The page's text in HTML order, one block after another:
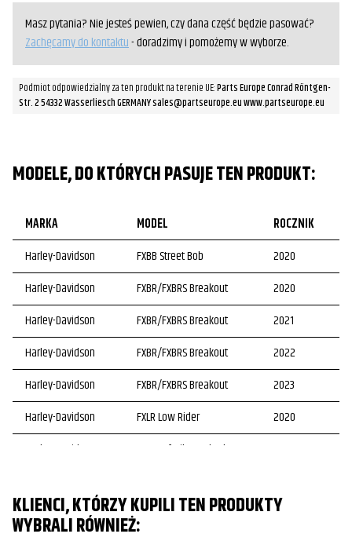
Masz pytania? Nie jesteś pewien, czy dana część będzie pasować?
Zachęcamy do kontaktu- doradzimy i pomożemy w wyborze.
Podmiot odpowiedzialny za ten produkt na terenie UE:Parts Europe Conrad Röntgen-
Str. 2 54332 Wasserliesch GERMANY sales@partseurope.eu www.partseurope.eu
MODELE, DO KTÓRYCH PASUJE TEN PRODUKT:
MARKA MODEL
ROCZNIK
Harley-Davidson
FXBB Street Bob
2020
Harley-Davidson
FXBR/FXBRS Breakout
2020
Harley-Davidson
FXBR/FXBRS Breakout
2021
Harley-Davidson
FXBR/FXBRS Breakout
2022
Harley-Davidson
FXBR/FXBRS Breakout
2023
Harley-Davidson
FXLR Low Rider
2020
Harley-Davidson
FXST Softail Standard
Harley-Davidson
FXST Softail Standard
2022
KLIENCI, KTÓRZY KUPILI TEN PRODUKTY
WYBRALI RÓWNIEŻ: